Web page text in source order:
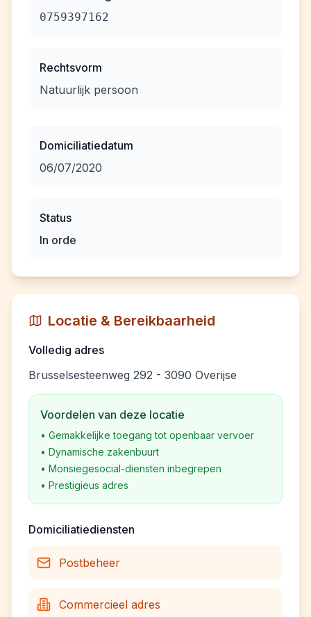
0759397162
Rechtsvorm
Natuurlijk persoon
Domiciliatiedatum
06/07/2020
Status
In orde
Locatie & Bereikbaarheid
Volledig adres
Brusselsesteenweg 292 - 3090 Overijse
Voordelen van deze locatie
• Gemakkelijke toegang tot openbaar vervoer
• Dynamische zakenbuurt
• Monsiegesocial-diensten inbegrepen
• Prestigieus adres
Domiciliatiediensten
Postbeheer
Commercieel adres